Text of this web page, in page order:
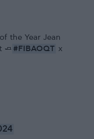
the Year Jean
🧈 #FIBAOQT x